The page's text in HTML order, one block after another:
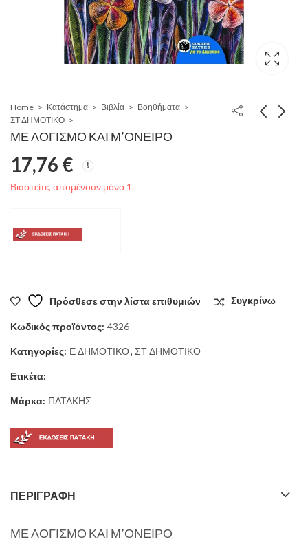
Home Κατάστημα Βιβλία
Βοηθήματα
ΣΤ ΔΗΜΟΤΙΚΟ
ΜΕ ΛΟΓΙΣΜΟ ΚΑΙ Μ’ΟΝΕΙΡΟ
17,76 €
Βιαστείτε, απομένουν μόνο 1.
Πρόσθεσε στην λίστα επιθυμιών Συγκρίνω
Κωδικός προϊόντος: 4326
Κατηγορίες: Ε ΔΗΜΟΤΙΚΟ, ΣΤ ΔΗΜΟΤΙΚΟ
Ετικέτα:
Μάρκα: ΠΑΤΑΚΗΣ
ΠΕΡΙΓΡΑΦΉ
ΜΕ ΛΟΓΙΣΜΟ ΚΑΙ Μ’ΟΝΕΙΡΟ